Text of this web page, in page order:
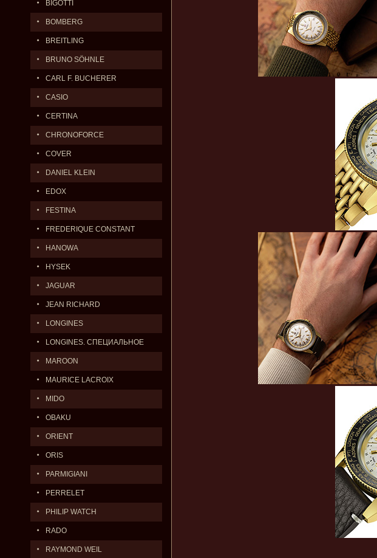
BIGOTTI
BOMBERG
BREITLING
BRUNO SÖHNLE
CARL F. BUCHERER
CASIO
CERTINA
CHRONOFORCE
COVER
DANIEL KLEIN
EDOX
FESTINA
FREDERIQUE CONSTANT
HANOWA
HYSEK
JAGUAR
JEAN RICHARD
LONGINES
LONGINES. СПЕЦИАЛЬНОЕ
ПРЕДЛОЖЕНИЕ.
MAROON
MAURICE LACROIX
MIDO
OBAKU
ORIENT
ORIS
PARMIGIANI
PERRELET
PHILIP WATCH
RADO
RAYMOND WEIL